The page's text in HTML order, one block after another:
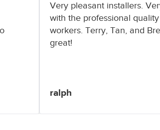
Very pleasant installers.
with the professional
workers. Terry, Tan, and
great!
ralph